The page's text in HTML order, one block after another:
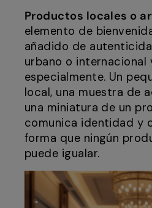
Productos locales o
elemento de
añadido de
urbano o internacional
especialmente. Un
local, una muestra de
una miniatura de un
comunica identidad y
forma que ningún
puede igualar.